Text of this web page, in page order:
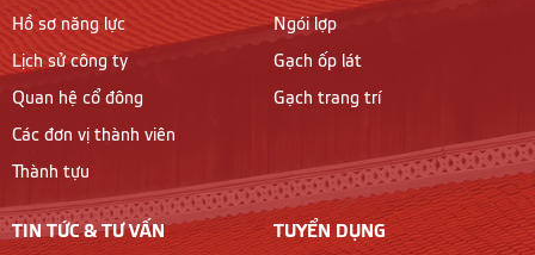
Hồ sơ năng lực
Lịch sử công ty
Quan hệ cổ đông
Các đơn vị thành viên
Thành tựu
Ngói lợp
Gạch ốp lát
Gạch trang trí
TIN TỨC & TƯ VẤN TUYỂN DỤNG